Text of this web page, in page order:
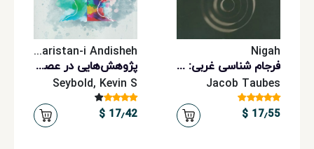
Nigah
فرجام شناسی غربی: انقلاب و امید از آگوستین تا مارکس
Jacob Taubes
17٫55 $
Nigaristan-i Andisheh
پژوهش‌هایی در عصب‌شناسی، روان‌شناسی و دین
Seybold, Kevin S
17٫42 $